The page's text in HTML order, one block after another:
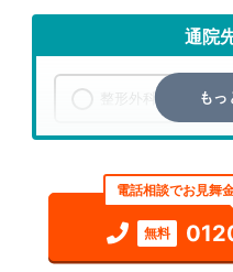
通院
整形外科 もっ
電話相談でお見舞
無料